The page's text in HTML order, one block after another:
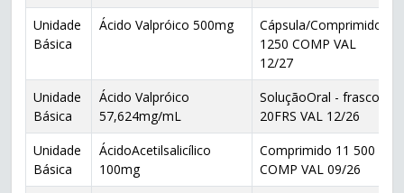
Unidade
Básica
Ácido Valpróico 500mg
Cápsula/Comprimido
1250 COMP VAL
12/27
Unidade
Básica
Ácido Valpróico
57,624mg/mL
SoluçãoOral - frasco
20FRS VAL 12/26
Unidade
Básica
ÁcidoAcetilsalicílico
100mg
Comprimido 11 500
COMP VAL 09/26